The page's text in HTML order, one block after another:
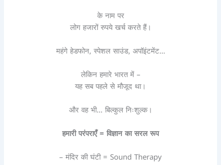
के नाम पर
लोग हजारों रुपये खर्च करते हैं।
महंगे हेडफोन, स्पेशल साउंड, अपॉइंटमेंट…
लेकिन हमारे भारत में –
यह सब पहले से मौजूद था।
और वह भी… बिल्कुल निःशुल्क।
हमारी परंपराएँ = विज्ञान का सरल रूप
– मंदिर की घंटी = Sound Therapy